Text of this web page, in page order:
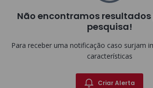
Não encontramos
pesquisa!
Para receber uma notificação caso surjam
características
Criar Alerta